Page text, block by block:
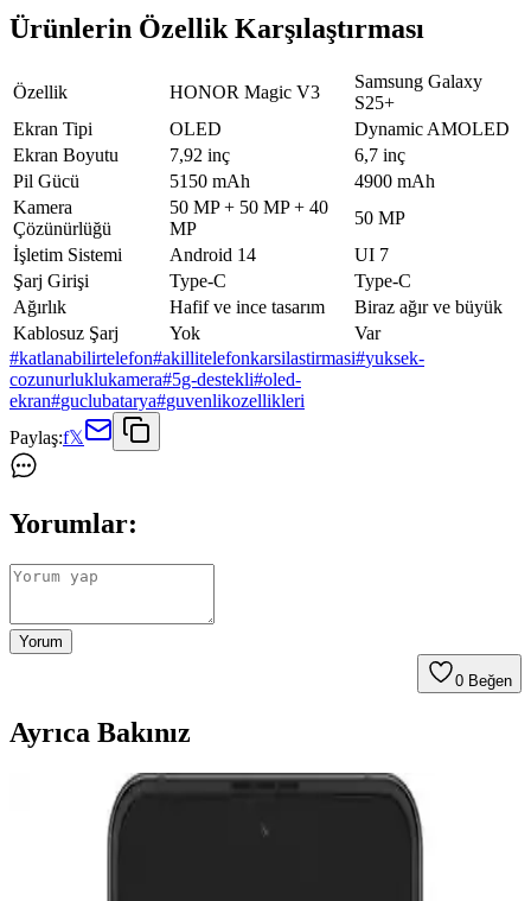
Ürünlerin Özellik Karşılaştırması
Özellik HONOR Magic V3
Samsung Galaxy
S25+
Ekran Tipi
OLED
Dynamic AMOLED
Ekran Boyutu
7,92 inç
6,7 inç
Pil Gücü
5150 mAh
4900 mAh
Kamera
Çözünürlüğü
50 MP + 50 MP + 40
MP
50 MP
İşletim Sistemi
Android 14
UI 7
Şarj Girişi
Type-C
Type-C
Ağırlık
Hafif ve ince tasarım
Biraz ağır ve büyük
Kablosuz Şarj
Yok
Var
#katlanabilirtelefon#akillitelefonkarsilastirmasi#yuksek-
cozunurluklukamera#5g-destekli#oled-
ekran#guclubatarya#guvenlikozellikleri
Paylaş:f𝕏
Yorumlar:
Yorum
0 Beğen
Ayrıca Bakınız
Huawei'nin Katlanabilir Telefon Modelleri ve
Teknolojik Gelişmeleri Üzerine Güncel Bir